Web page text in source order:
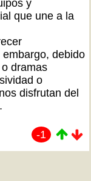
y
que une a la
debido
dramas
o
disfrutan del
-1